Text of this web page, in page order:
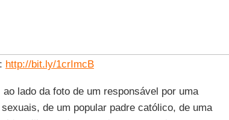
http://bit.ly/1crImcB
lado da foto de um responsável por uma
de um popular padre católico, de uma